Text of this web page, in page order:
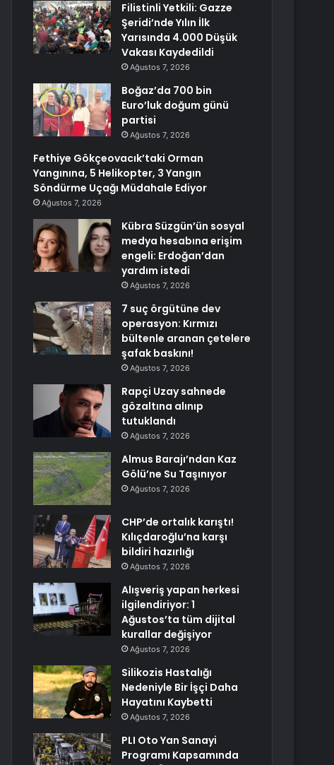
Filistinli Yetkili: Gazze
Şeridi’nde Yılın İlk
Yarısında 4.000 Düşük
Vakası Kaydedildi
Ağustos 7, 2026
Boğaz’da 700 bin
Euro’luk doğum günü
partisi
Ağustos 7, 2026
Fethiye Gökçeovacık’taki Orman
Yangınına, 5 Helikopter, 3 Yangın
Söndürme Uçağı Müdahale Ediyor
Ağustos 7, 2026
Kübra Süzgün’ün sosyal
medya hesabına erişim
engeli: Erdoğan’dan
yardım istedi
Ağustos 7, 2026
7 suç örgütüne dev
operasyon: Kırmızı
bültenle aranan çetelere
şafak baskını!
Ağustos 7, 2026
Rapçi Uzay sahnede
gözaltına alınıp
tutuklandı
Ağustos 7, 2026
Almus Barajı’ndan Kaz
Gölü’ne Su Taşınıyor
Ağustos 7, 2026
CHP’de ortalık karıştı!
Kılıçdaroğlu’na karşı
bildiri hazırlığı
Ağustos 7, 2026
Alışveriş yapan herkesi
ilgilendiriyor: 1
Ağustos’ta tüm dijital
kurallar değişiyor
Ağustos 7, 2026
Silikozis Hastalığı
Nedeniyle Bir İşçi Daha
Hayatını Kaybetti
Ağustos 7, 2026
PLI Oto Yan Sanayi
Programı Kapsamında